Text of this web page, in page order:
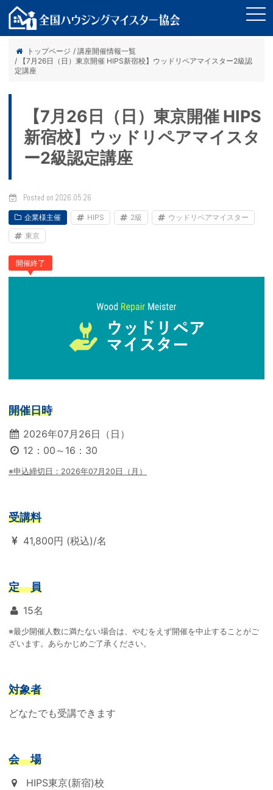
トップページ / 講座開催情報一覧
/ 【7月26日（日）東京開催 HIPS新宿校】ウッドリペアマイスター2級認
定講座
【7月26日（日）東京開催 HIPS
新宿校】ウッドリペアマイスタ
ー2級認定講座
Posted on 2026.05.26
企業様主催 HIPS 2級
ウッドリペアマイスター
東京
開催終了
開催日時
2026年07月26日（日）
12：00～16：30
※申込締切日：2026年07月20日（月）
受講料
41,800円 (税込)/名
定 員
15名
※最少開催人数に満たない場合は、やむをえず開催を中止することがご
ざいます。あらかじめご了承ください。
対象者
どなたでも受講できます
会 場
HIPS東京(新宿)校